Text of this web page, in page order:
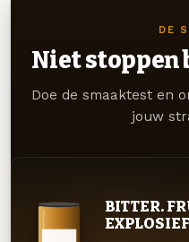
DE
Niet stoppen
Doe de smaaktest en
jouw
BITTER.